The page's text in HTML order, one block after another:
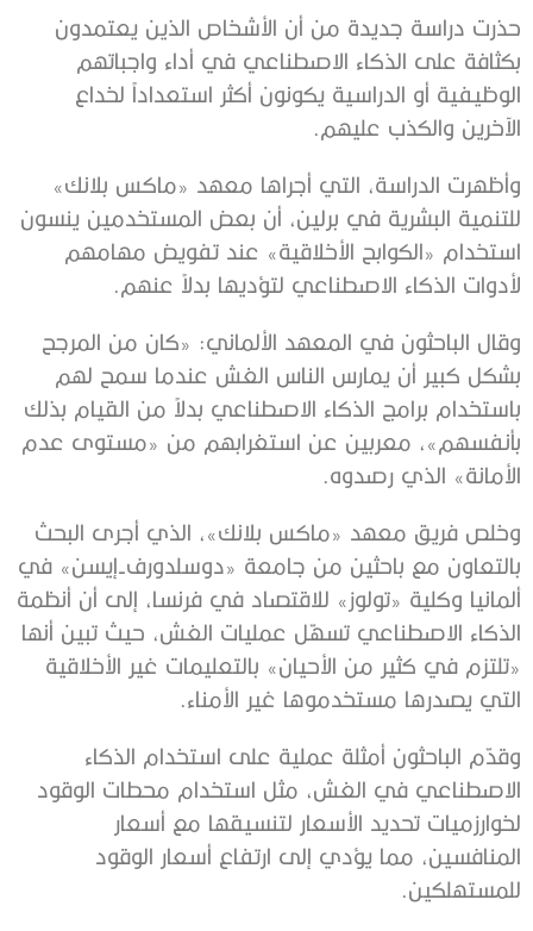
حذرت دراسة جديدة من أن الأشخاص الذين يعتمدون
بكثافة على الذكاء الاصطناعي في أداء واجباتهم
الوظيفية أو الدراسية يكونون أكثر استعداداً لخداع
الآخرين والكذب عليهم.
وأظهرت الدراسة، التي أجراها معهد «ماكس بلانك»
للتنمية البشرية في برلين، أن بعض المستخدمين ينسون
استخدام «الكوابح الأخلاقية» عند تفويض مهامهم
لأدوات الذكاء الاصطناعي لتؤديها بدلاً عنهم.
وقال الباحثون في المعهد الألماني: «كان من المرجح
بشكل كبير أن يمارس الناس الغش عندما سمح لهم
باستخدام برامج الذكاء الاصطناعي بدلاً من القيام بذلك
بأنفسهم»، معربين عن استغرابهم من «مستوى عدم
الأمانة» الذي رصدوه.
وخلص فريق معهد «ماكس بلانك»، الذي أجرى البحث
بالتعاون مع باحثين من جامعة «دوسلدورف-إيسن» في
ألمانيا وكلية «تولوز» للاقتصاد في فرنسا، إلى أن أنظمة
الذكاء الاصطناعي تسهّل عمليات الغش، حيث تبين أنها
«تلتزم في كثير من الأحيان» بالتعليمات غير الأخلاقية
التي يصدرها مستخدموها غير الأمناء.
وقدّم الباحثون أمثلة عملية على استخدام الذكاء
الاصطناعي في الغش، مثل استخدام محطات الوقود
لخوارزميات تحديد الأسعار لتنسيقها مع أسعار
المنافسين، مما يؤدي إلى ارتفاع أسعار الوقود
للمستهلكين.